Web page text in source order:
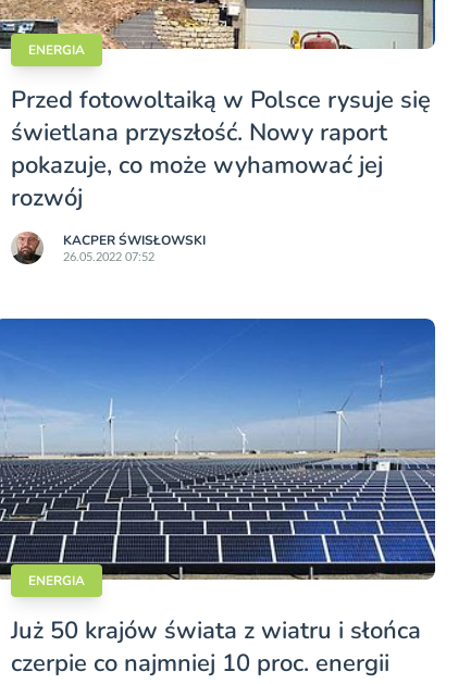
ENERGIA
Przed fotowoltaiką w Polsce rysuje się
świetlana przyszłość. Nowy raport
pokazuje, co może wyhamować jej
rozwój
KACPER ŚWISŁO­WSKI
26.05.2022 07:52
ENERGIA
Już 50 krajów świata z wiatru i słońca
czerpie co najmniej 10 proc. energii